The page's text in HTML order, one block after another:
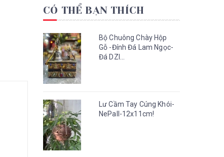
CÓ THỂ BẠN THÍCH
Bộ Chuông Chày Hộp
Gỗ -Đính Đá Lam Ngọc-
Đá DZI...
Lư Cầm Tay Cúng Khói-
NePall-12x11cm!